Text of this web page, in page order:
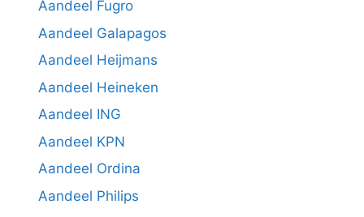
Aandeel Fugro
Aandeel Galapagos
Aandeel Heijmans
Aandeel Heineken
Aandeel ING
Aandeel KPN
Aandeel Ordina
Aandeel Philips